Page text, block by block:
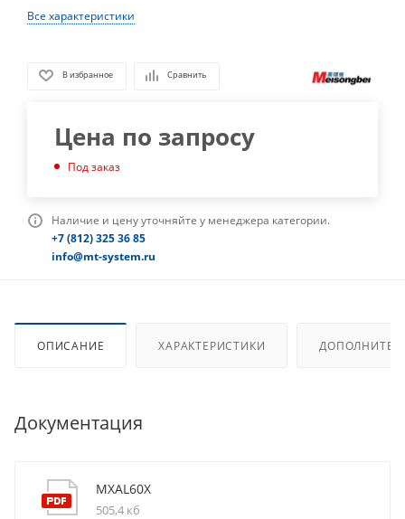
Все характеристики
В избранное Сравнить
Цена по запросу
Под заказ
Наличие и цену уточняйте у менеджера категории.
+7 (812) 325 36 85
info@mt-system.ru
ОПИСАНИЕ ХАРАКТЕРИСТИКИ
Документация
MXAL60X
505,4 кб